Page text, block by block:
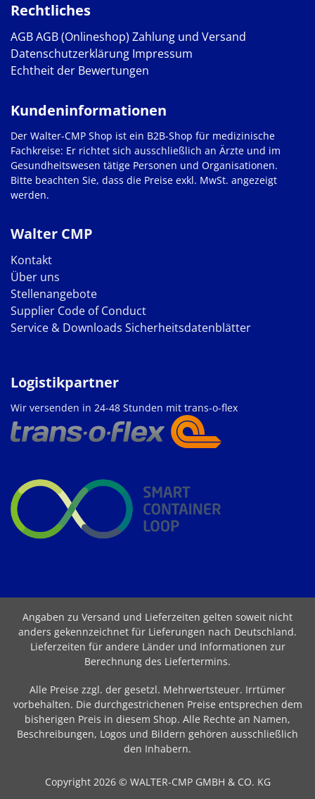
Rechtliches
AGBAGB (Onlineshop) Zahlung und Versand
Datenschutzerklärung Impressum
Echtheit der Bewertungen
Walter CMP
Kontakt
Über uns
Stellenangebote
Supplier Code of Conduct
Service & Downloads Sicherheitsdatenblätter
Kundeninformationen
Der Walter-CMP Shop ist ein B2B-Shop für medizinische
Fachkreise: Er richtet sich ausschließlich an Ärzte und im
Gesundheitswesen tätige Personen und Organisationen.
Bitte beachten Sie, dass die Preise exkl. MwSt. angezeigt
werden.
Logistikpartner
Wir versenden in 24-48 Stunden mit trans-o-flex
Angaben zu Versand und Lieferzeiten gelten soweit nicht
anders gekennzeichnet für Lieferungen nach Deutschland.
Lieferzeiten für andere Länder und Informationen zur
Berechnung des Liefertermins.
Alle Preise zzgl. der gesetzl. Mehrwertsteuer. Irrtümer
vorbehalten. Die durchgestrichenen Preise entsprechen dem
bisherigen Preis in diesem Shop. Alle Rechte an Namen,
Beschreibungen, Logos und Bildern gehören ausschließlich
den Inhabern.
Copyright 2026 © WALTER-CMP GMBH & CO. KG